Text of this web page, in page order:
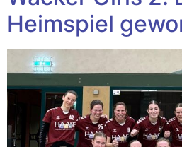
Heimspiel